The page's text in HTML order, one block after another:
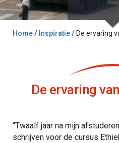
Home/ Inspiratie/ De ervaring
De ervaring
“Twaalf jaar na mijn
schrijven voor de cursus